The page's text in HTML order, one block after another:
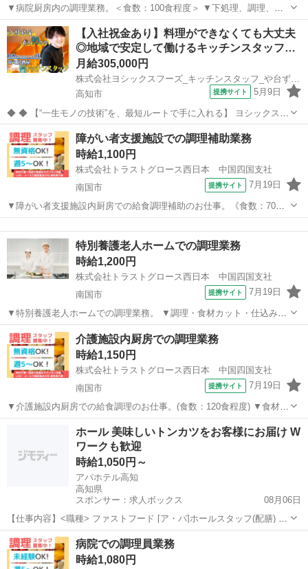
▼病院厨房内の調理業務。＜食数：100食程度＞ ▼下処理、調理、盛
付け、配膳、下膳、食器洗浄、片付け 等。 ▼制服：貸与あり。 ※採
用後、入職前に検便の提出必須。 〇20代-50代職員活躍中。 【必須資
格・条件】 ◇不問...
高知 南国市 キッチン
【入社祝金あり】料理ができなくても大丈夫
◎地域で安定して働けるキッチンスタッフ…
月給305,000円
株式会社ヨシックスフーズ_キッチンスタッフ_や台ずし帯屋町 (正社員)
高知市
提携サイト 5月9日
◆ ◆ 【“一生モノの技術”を、最短ルートで手に入れる】 ヨシックスフ
ーズが運営する寿司居酒屋「や台ずし」では、 鮮魚の一部を加工済み
の状態で仕入れることで仕込みの負担を大幅に削減しています。 入社
後は余計な工程に時間...
高知 高知市 キッチン
障がい者支援施設での調理補助業務
時給1,100円
株式会社トラストグロース西日本 中国四国支社
南国市
提携サイト 7月19日
▼障がい者支援施設内厨房での給食調理補助のお仕事。《食数：70食
程度》 ▼食材洗浄・下処理・盛付け・配膳・食器洗浄・掃除 等。 〇
難しい調理作業はないので、福祉施設での勤務が初めての方でも安心
です。 【必須資格・条件】 ...
特別養護老人ホームでの調理業務
時給1,200円
株式会社トラストグロース西日本 中国四国支社
南国市
提携サイト 7月19日
▼特別養護老人ホームでの調理業務。 ▼調理・食材カット・仕込み、
盛付、配膳、食器・調理器具洗浄、調理場清掃 等。 ▼制服：貸与あ
り。 ※採用後、入職前に検便の提出必須。 〇20代-60代スタッフ活躍
中。 【必須資格】 ◇...
高知 南国市 キッチン
介護施設内厨房での調理業務
時給1,150円
株式会社トラストグロース西日本 中国四国支社
南国市
提携サイト 7月19日
▼介護施設内厨房での給食調理のお仕事。(食数：120食程度) ▼食材洗
浄・下処理・献立に沿った調理・盛付け・配膳・食器洗浄・掃除
も安心です。 《必須資格・...
キッチン
ホール 美味しいトンカツをお客様にお届け W
ワークも歓迎
時給1,050円～
アパホテル高知
高知県
スポンサー：求人ボックス
08月06日
【仕事内容】<職種> ファストフード [ア・パ]ホールスタッフ(配膳) <
雇用形態> アルバイト・パート <給与> [ア・パ]時給1,050円～ 技術の
習得により時給は上がります。 給与:毎月15日払い 土日祝勤務可能な
方は優遇い...
アルバイト・パート
病院での調理員業務
時給1,080円